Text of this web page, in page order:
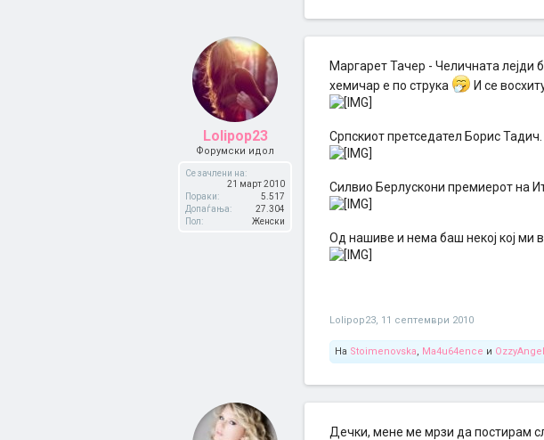
Lolipop23
Форумски идол
Се зачлени на:
21 март 2010
Пораки:
5.517
Допаѓања:
27.304
Пол:
Женски
Маргарет Тачер - Челичната лејди
хемичар е по струка
И се
Српскиот претседател Борис
Силвио Берлускони премиерот на
Од нашиве и нема баш некој кој ми
Lolipop23, 11 септември 2010
На Stoimenovska, Ma4u64ence и OzzyAngel
Дечки, мене ме мрзи да постирам